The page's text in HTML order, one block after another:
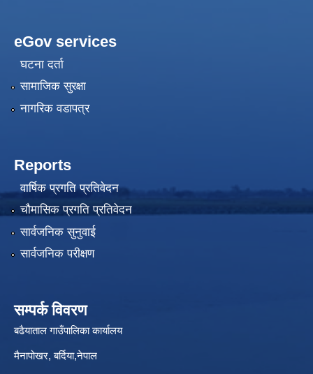
eGov services
घटना दर्ता
सामाजिक सुरक्षा
नागरिक वडापत्र
Reports
वार्षिक प्रगति प्रतिवेदन
चौमासिक प्रगति प्रतिवेदन
सार्वजनिक सुनुवाई
सार्वजनिक परीक्षण
सम्पर्क विवरण
बढैयाताल गाउँपालिका कार्यालय
मैनापोखर, बर्दिया,नेपाल